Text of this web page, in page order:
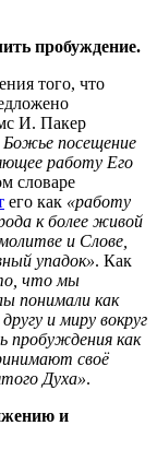
пробуждение.
того, что
И. Пакер
посещение
работу Его
словаре
его как «работу
к более живой
и Слове,
упадок». Как
что мы
понимали как
и миру вокруг
пробуждения как
своё
Духа».
и